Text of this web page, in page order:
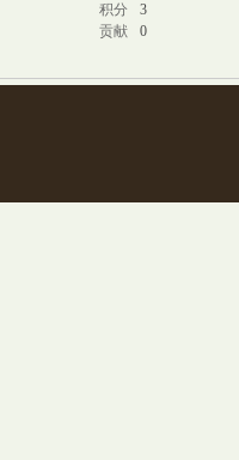
积分
3
贡献 0